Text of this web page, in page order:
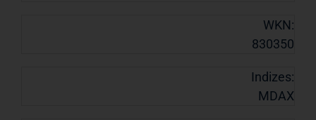
WKN:
830350
Indizes:
MDAX